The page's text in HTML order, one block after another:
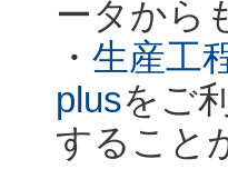
ータから
・ 生産工
plusをご
すること